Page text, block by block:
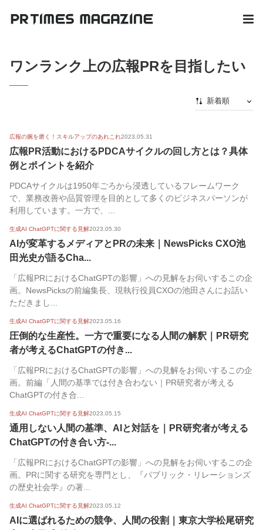
ワンランク上の広報PRを目指したい
新着順
人気順
広報の腕を磨く！スキルアップのあれこれ2023.05.31
広報PR活動におけるPDCAサイクルの回し方とは？具体
例とポイントを紹介
PDCAサイクルは1950年ごろから浸透しているフレームワーク
で、業務改善や品質管理を目的として多くのビジネスパーソンが
利用しています。一方で、...
生成AI ChatGPTに関する見解2023.05.30
AIが変革するメディアとPRの未来｜NewsPicks CXO池
田光史が語るCha...
「広報PRにおけるChatGPTの影響」への見解をお伺いするこの企
画。NewsPicksの前編集長、現執行役員CXOの池田さんにお話い
ただきまし...
生成AI ChatGPTに関する見解2023.05.16
圧倒的な生産性。一方で重要になる人間の解釈｜PR研究
者が考えるChatGPTの付き...
「広報PRにおけるChatGPTの影響」への見解をお伺いするこの企
画。前編「人間の基準では付き合わない｜PR研究者が考える
ChatGPTの付き合...
生成AI ChatGPTに関する見解2023.05.15
通用しない人間の基準、AIと対話を｜PR研究者が考える
ChatGPTの付き合い方-...
「広報PRにおけるChatGPTの影響」への見解をお伺いするこの企
画。PRに関する研究を専門とし、『パブリック・リレーションズ
の歴史社会学』の著...
生成AI ChatGPTに関する見解2023.05.12
AIに選ばれるための競争、人間の役割｜東京大学松尾研究